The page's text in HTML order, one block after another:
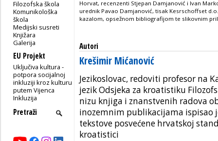
Filozofska škola
Komunikološka
škola
Medijski susreti
Knjižara
Galerija
EU Projekt
Uključiva kultura -
potpora socijalnoj
inkluziji kroz kulturu
putem Vijenca
Inkluzija
Horvat, recenzenti Stjepan Damjanović i Ivan
urednik Pavao Damjanović, tisak Kesrschoffset
kazalom, opsežnom bibliografijom te slikovnim
Autori
Krešimir Mićanović
Jezikoslovac, redoviti profe­sor na
jezik Odsjeka za kroatistiku
nizu knjiga i znanstvenih radova
inozemnim publikacijama ispisao
tekstove posvećene hrvatskoj
kroatistici